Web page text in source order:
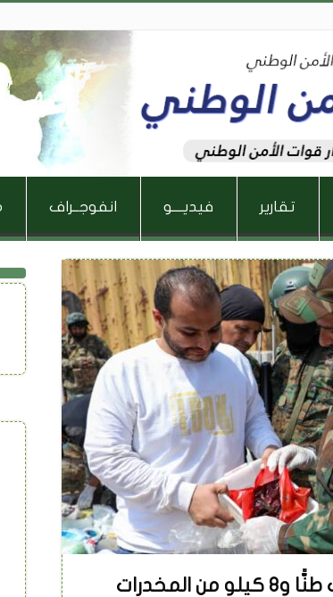
تقارير فيديــــو انفوجــراف
النيابة الجزائية المتخصصة بعدن تتلف طنًّا و8 كيلو من المخدرات